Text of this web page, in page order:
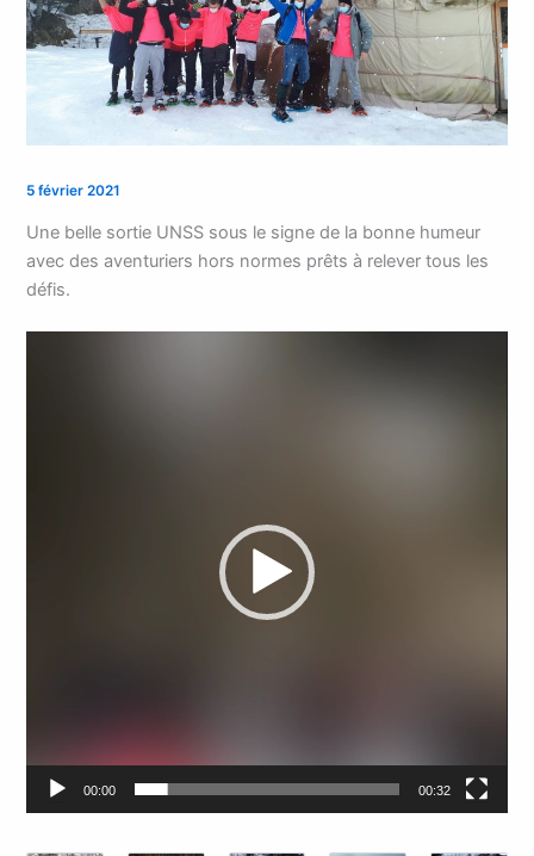
5 février 2021
Une belle sortie UNSS sous le signe de la bonne humeur
avec des aventuriers hors normes prêts à relever tous les
défis.
00:00 00:32